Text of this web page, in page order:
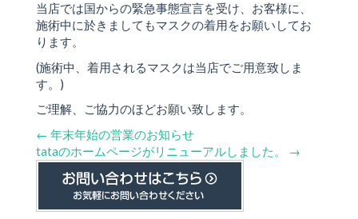
当店では国からの緊急事態宣言を受け、お客様に、
施術中に於きましてもマスクの着用をお願いしてお
ります。
(施術中、着用されるマスクは当店でご用意致しま
す。)
ご理解、ご協力のほどお願い致します。
← 年末年始の営業のお知らせ
tataのホームページがリニューアルしました。
→